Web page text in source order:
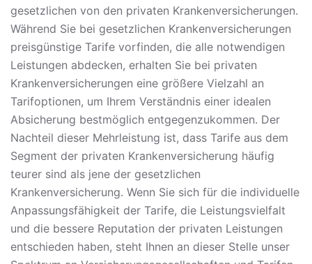
gesetzlichen von den privaten Krankenversicherungen.
Während Sie bei gesetzlichen Krankenversicherungen
preisgünstige Tarife vorfinden, die alle notwendigen
Leistungen abdecken, erhalten Sie bei privaten
Krankenversicherungen eine größere Vielzahl an
Tarifoptionen, um Ihrem Verständnis einer idealen
Absicherung bestmöglich entgegenzukommen. Der
Nachteil dieser Mehrleistung ist, dass Tarife aus dem
Segment der privaten Krankenversicherung häufig
teurer sind als jene der gesetzlichen
Krankenversicherung. Wenn Sie sich für die individuelle
Anpassungsfähigkeit der Tarife, die Leistungsvielfalt
und die bessere Reputation der privaten Leistungen
entschieden haben, steht Ihnen an dieser Stelle unser